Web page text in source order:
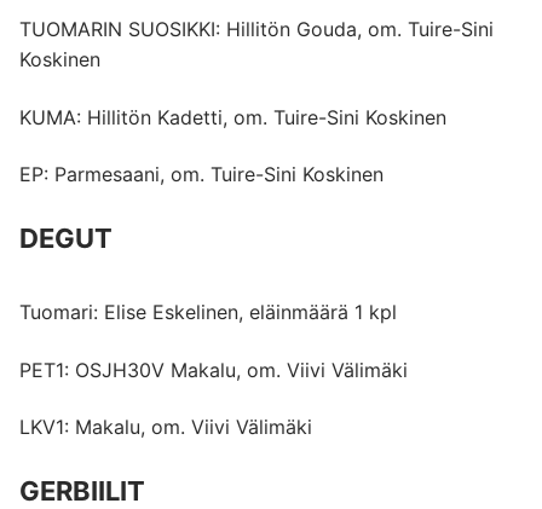
TUOMARIN SUOSIKKI: Hillitön Gouda, om. Tuire-Sini
Koskinen
KUMA: Hillitön Kadetti, om. Tuire-Sini Koskinen
EP: Parmesaani, om. Tuire-Sini Koskinen
DEGUT
Tuomari: Elise Eskelinen, eläinmäärä 1 kpl
PET1: OSJH30V Makalu, om. Viivi Välimäki
LKV1: Makalu, om. Viivi Välimäki
GERBIILIT